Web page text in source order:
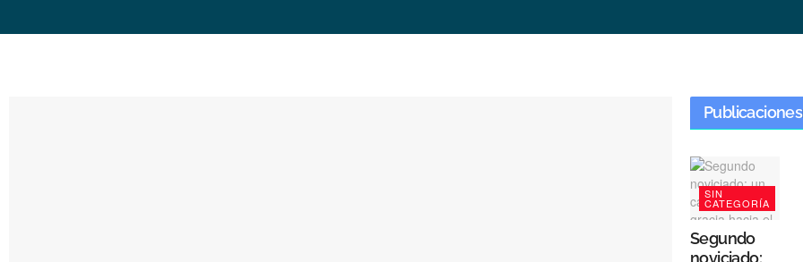
Publicaciones
SIN
CATEGORÍA
Segundo